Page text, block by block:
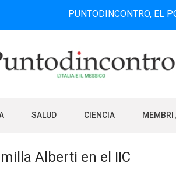
PUNTODINCONTRO, EL PORTAL
SALUD CIENCIA
Alberti en el IIC